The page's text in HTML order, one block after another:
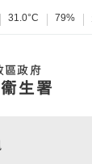
31.0°C 79%